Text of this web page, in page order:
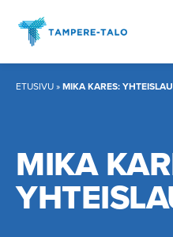
sisältöön
ETUSIVU»MIKA KARES:
MIKA